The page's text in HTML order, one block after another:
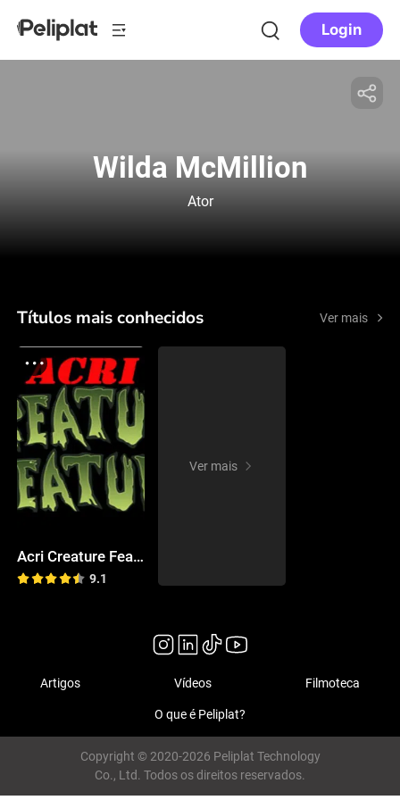
Login
Wilda McMillion
Ator
Títulos mais conhecidos Ver mais
Acri Creature Feature
9.1
Ver mais
Artigos Vídeos Filmoteca
O que é Peliplat?
Copyright © 2020-2026 Peliplat Technology
Co., Ltd. Todos os direitos reservados.